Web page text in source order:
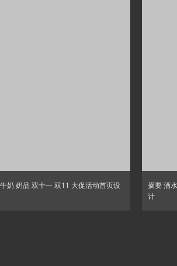
奶 奶品 双十一 双11 大促活动首页设
摘要 酒
计